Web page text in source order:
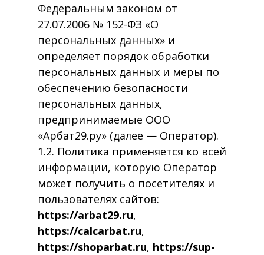
Федеральным законом от
27.07.2006 № 152-ФЗ «О
персональных данных» и
определяет порядок обработки
персональных данных и меры по
обеспечению безопасности
персональных данных,
предпринимаемые ООО
«Арбат29.ру» (далее — Оператор).
1.2. Политика применяется ко всей
информации, которую Оператор
может получить о посетителях и
пользователях сайтов:
https://arbat29.ru,
https://calcarbat.ru,
https://shoparbat.ru, https://sup-